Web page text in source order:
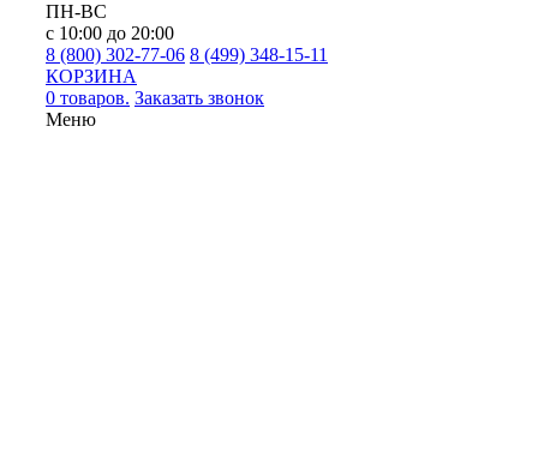
ПН-ВС
с 10:00 до 20:00
8 (800) 302-77-06 8 (499) 348-15-11
КОРЗИНА
0 товаров. Заказать звонок
Меню